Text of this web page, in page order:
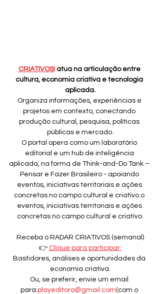
CRIATIVOS! atua na articulação entre
cultura, economia criativa e tecnologia
aplicada.
Organiza informações, experiências e
projetos em contexto, conectando
produção cultural, pesquisa, políticas
públicas e mercado.
O portal opera como um laboratório
editorial e um hub de inteligência
aplicada, na forma de Think-and-Do Tank –
Pensar e Fazer Brasileiro - apoiando
eventos, iniciativas territoriais e ações
concretas no campo cultural e criativo.o
eventos, iniciativas territoriais e ações
concretas no campo cultural e criativo.
Receba o RADAR CRIATIVOS (semanal)
👉 Clique para participar:
Bastidores, análises e oportunidades da
economia criativa.
Ou, se preferir, envie um email
para:playeditora@gmail.com(com o